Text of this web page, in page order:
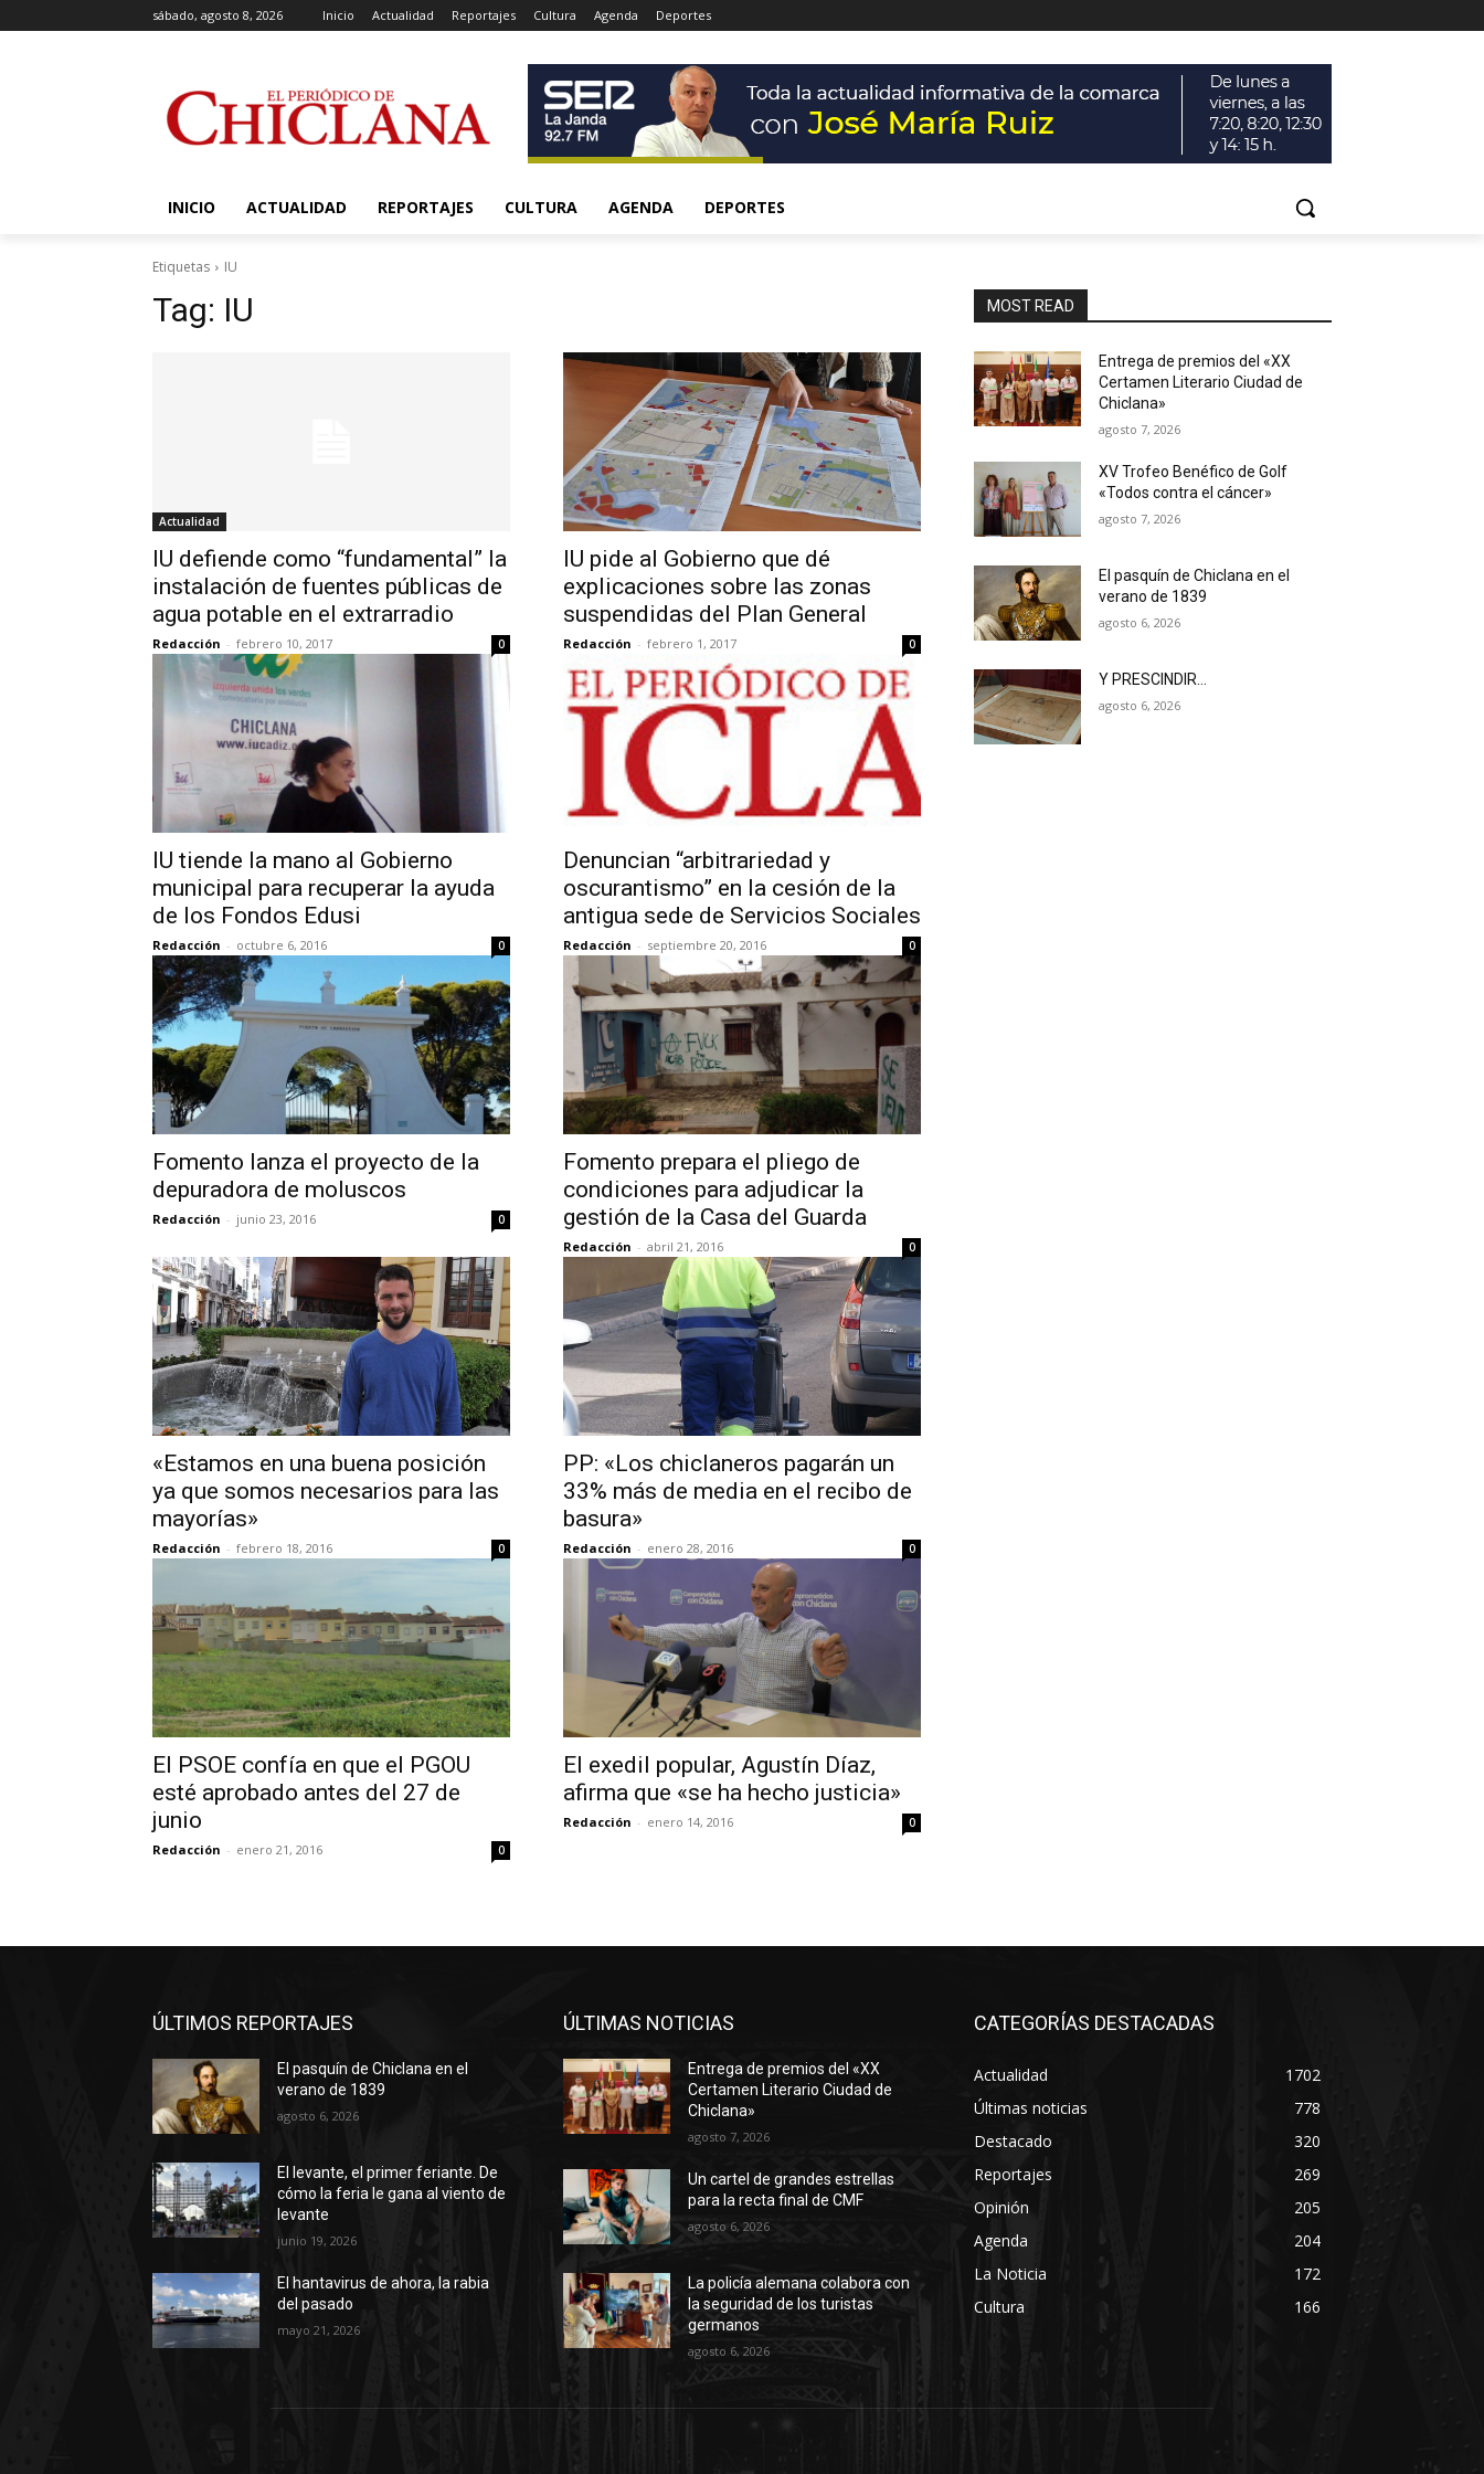
sábado, agosto 8, 2026 Inicio Actualidad Reportajes Cultura Agenda Deportes
INICIO ACTUALIDAD REPORTAJES CULTURA AGENDA DEPORTES
Etiquetas IU
Tag: IU
Actualidad
IU defiende como “fundamental” la
instalación de fuentes públicas de
agua potable en el extrarradio
Redacción - febrero 10, 2017 0
IU pide al Gobierno que dé
explicaciones sobre las zonas
suspendidas del Plan General
Redacción - febrero 1, 2017 0
IU tiende la mano al Gobierno
municipal para recuperar la ayuda
de los Fondos Edusi
Redacción - octubre 6, 2016 0
Denuncian “arbitrariedad y
oscurantismo” en la cesión de la
antigua sede de Servicios Sociales
Redacción - septiembre 20, 2016 0
Fomento lanza el proyecto de la
depuradora de moluscos
Redacción - junio 23, 2016 0
Fomento prepara el pliego de
condiciones para adjudicar la
gestión de la Casa del Guarda
Redacción - abril 21, 2016 0
«Estamos en una buena posición
ya que somos necesarios para las
mayorías»
Redacción - febrero 18, 2016 0
PP: «Los chiclaneros pagarán un
33% más de media en el recibo de
basura»
Redacción - enero 28, 2016 0
El PSOE confía en que el PGOU
esté aprobado antes del 27 de
junio
Redacción - enero 21, 2016 0
El exedil popular, Agustín Díaz,
afirma que «se ha hecho justicia»
Redacción - enero 14, 2016 0
MOST READ
Entrega de premios del «XX
Certamen Literario Ciudad de
Chiclana»
agosto 7, 2026
XV Trofeo Benéfico de Golf
«Todos contra el cáncer»
agosto 7, 2026
El pasquín de Chiclana en el
verano de 1839
agosto 6, 2026
Y PRESCINDIR…
agosto 6, 2026
ÚLTIMOS REPORTAJES
El pasquín de Chiclana en el
verano de 1839
agosto 6, 2026
El levante, el primer feriante. De
cómo la feria le gana al viento de
levante
junio 19, 2026
El hantavirus de ahora, la rabia
del pasado
mayo 21, 2026
ÚLTIMAS NOTICIAS
Entrega de premios del «XX
Certamen Literario Ciudad de
Chiclana»
agosto 7, 2026
Un cartel de grandes estrellas
para la recta final de CMF
agosto 6, 2026
La policía alemana colabora con
la seguridad de los turistas
germanos
agosto 6, 2026
CATEGORÍAS DESTACADAS
Actualidad
1702
Últimas noticias
778
Destacado
320
Reportajes
269
Opinión
205
Agenda
204
La Noticia
172
Cultura
166